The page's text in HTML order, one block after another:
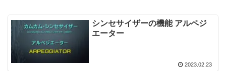
シンセサイザーの機能 アルペジ
エーター
2023.02.23